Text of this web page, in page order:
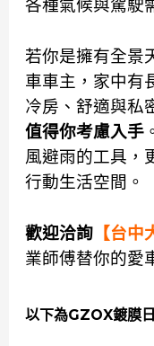
各種氣候與駕駛
若你是擁有全景
車車主，家中有
冷房、舒適與私
值得你考慮入手
風避雨的工具，
行動生活空間。
歡迎洽詢【台中
業師傅替你的愛
以下為GZOX鍍膜